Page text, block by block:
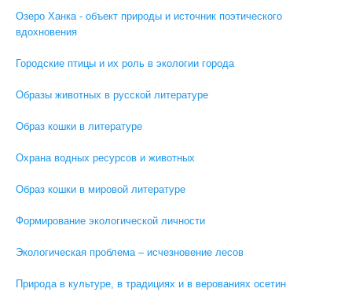
Озеро Ханка - объект природы и источник поэтического
вдохновения
Городские птицы и их роль в экологии города
Образы животных в русской литературе
Образ кошки в литературе
Охрана водных ресурсов и животных
Образ кошки в мировой литературе
Формирование экологической личности
Экологическая проблема – исчезновение лесов
Природа в культуре, в традициях и в верованиях осетин